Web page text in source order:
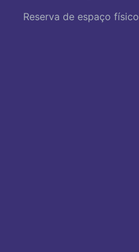
Reserva de espaço físico